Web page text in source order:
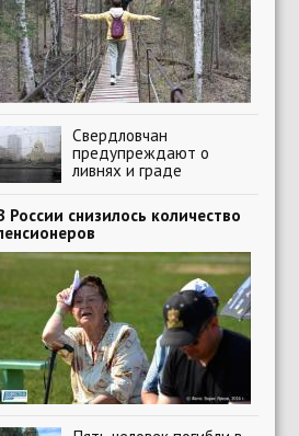
Свердловчан
предупреждают о
ливнях и граде
России снизилось количество